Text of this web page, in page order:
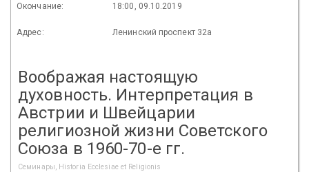
Окончание: 18:00, 09.10.2019
Адрес: Ленинский проспект 32а
Воображая настоящую
духовность. Интерпретация в
Австрии и Швейцарии
религиозной жизни Советского
Союза в 1960-70-е гг.
Семинары, Historia Ecclesiae et Religionis